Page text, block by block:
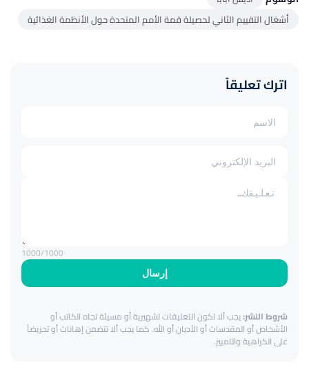
أشغال التقييم الثاني لحصيلة قمة الأمم المتحدة حول الأنظمة الغذائية
اترك تعليقاً
إرسال
1000/1000
شروط النشر:يجب ألا تكون التعليقات تشهيرية أو مسيئة تجاه الكاتب أو
الأشخاص أو المقدسات أو الأديان أو الله. كما يجب ألا تتضمن إهانات أو تحريضاً
على الكراهية والتمييز.